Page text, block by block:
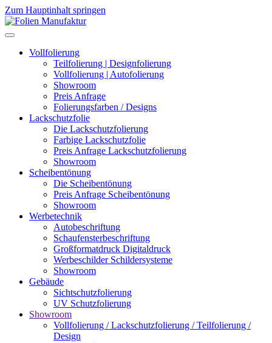
Zum Hauptinhalt springen
Vollfolierung
Teilfolierung | Designfolierung
Vollfolierung | Autofolierung
Showroom
Preis Anfrage
Folierungsfarben / Designs
Lackschutzfolie
Die Lackschutzfolierung
Farbige Lackschutzfolie
Preis Anfrage Lackschutzfolierung
Showroom
Scheibentönung
Die Scheibentönung
Preis Anfrage Scheibentönung
Showroom
Werbetechnik
Autobeschriftung
Schaufensterbeschriftung
Großformatdruck Digitaldruck
Werbeschilder Schildersysteme
Showroom
Gebäude
Sichtschutzfolierung
UV Schutzfolierung
Showroom
Vollfolierung / Lackschutzfolierung / Teilfolierung /
Design